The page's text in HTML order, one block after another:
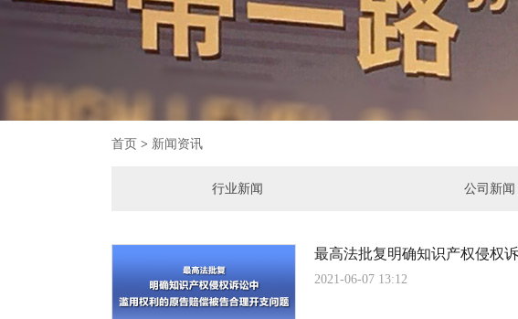
首页 > 新闻资讯
行业新闻 公司新闻
最高法批复明确知识产权侵权
2021-06-07 13:12